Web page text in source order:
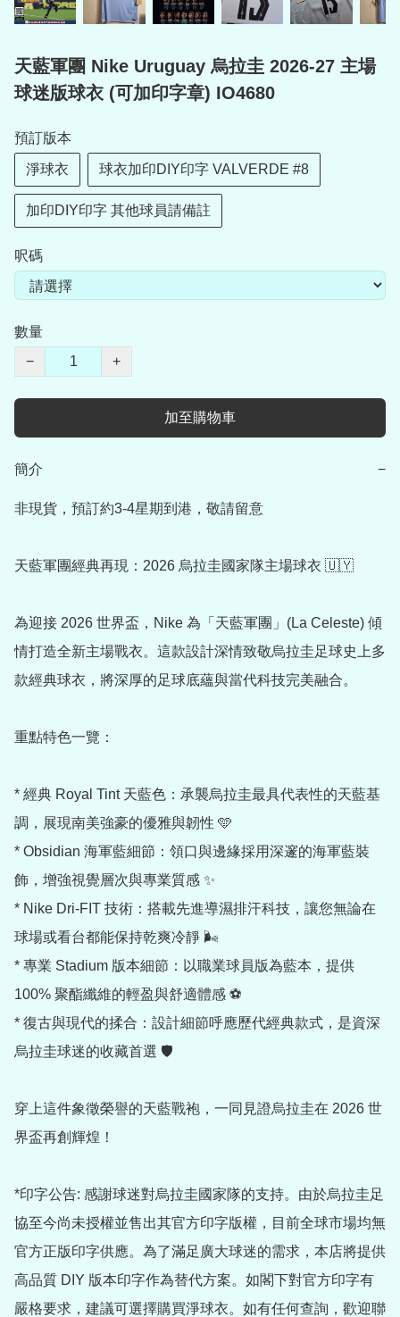
天藍軍團 Nike Uruguay 烏拉圭 2026-27 主場
球迷版球衣 (可加印字章) IO4680
預訂版本
淨球衣 球衣加印DIY印字 VALVERDE #8
加印DIY印字 其他球員請備註
呎碼
數量
−
+
加至購物車
簡介 −
非現貨，預訂約3-4星期到港，敬請留意
天藍軍團經典再現：2026 烏拉圭國家隊主場球衣 🇺🇾
為迎接 2026 世界盃，Nike 為「天藍軍團」(La Celeste) 傾
情打造全新主場戰衣。這款設計深情致敬烏拉圭足球史上多
款經典球衣，將深厚的足球底蘊與當代科技完美融合。
重點特色一覽：
* 經典 Royal Tint 天藍色：承襲烏拉圭最具代表性的天藍基
調，展現南美強豪的優雅與韌性 🩵
* Obsidian 海軍藍細節：領口與邊緣採用深邃的海軍藍裝
飾，增強視覺層次與專業質感 ✨
* Nike Dri-FIT 技術：搭載先進導濕排汗科技，讓您無論在
球場或看台都能保持乾爽冷靜 🌬️
* 專業 Stadium 版本細節：以職業球員版為藍本，提供
100% 聚酯纖維的輕盈與舒適體感 ⚽
* 復古與現代的揉合：設計細節呼應歷代經典款式，是資深
烏拉圭球迷的收藏首選 🛡️
穿上這件象徵榮譽的天藍戰袍，一同見證烏拉圭在 2026 世
界盃再創輝煌！
*印字公告: 感謝球迷對烏拉圭國家隊的支持。由於烏拉圭足
協至今尚未授權並售出其官方印字版權，目前全球市場均無
官方正版印字供應。為了滿足廣大球迷的需求，本店將提供
高品質 DIY 版本印字作為替代方案。如閣下對官方印字有
嚴格要求，建議可選擇購買淨球衣。如有任何查詢，歡迎聯